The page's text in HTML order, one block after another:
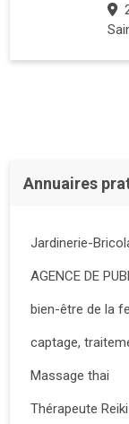
Annuaires
Jardinerie-
AGENCE DE
bien-être de la
captage,
Massage thai
Thérapeute Reiki